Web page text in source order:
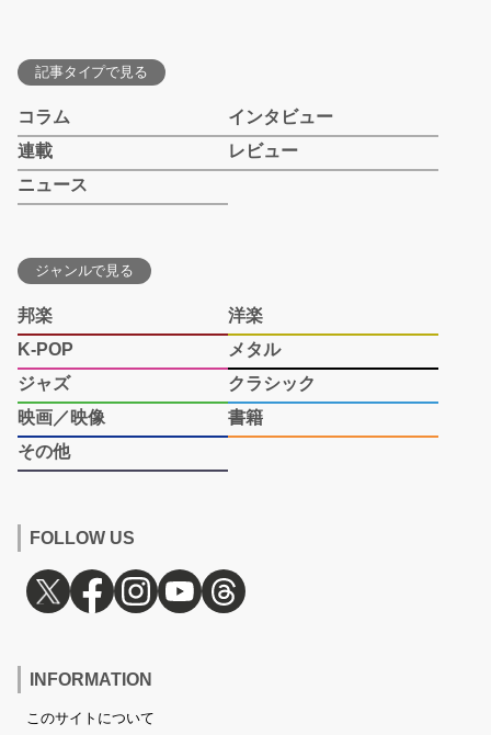
記事タイプで見る
コラム
インタビュー
連載
レビュー
ニュース
ジャンルで見る
邦楽
洋楽
K-POP
メタル
ジャズ
クラシック
映画／映像
書籍
その他
FOLLOW US
INFORMATION
このサイトについて